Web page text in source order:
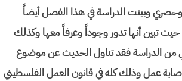
وبينت الدراسة في هذا الفصل أيضاً
تبين أنها تدور وجوداً وعرفاً معها وكذلك
من الدراسة فقد تناول الحديث عن موضوع
إصابة عمل وذلك كله في قانون العمل الفلسطيني